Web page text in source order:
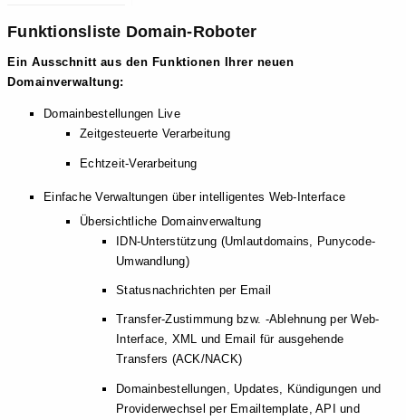
Funktionsliste Domain-Roboter
Ein Ausschnitt aus den Funktionen Ihrer neuen
Domainverwaltung:
Domainbestellungen Live
Zeitgesteuerte Verarbeitung
Echtzeit-Verarbeitung
Einfache Verwaltungen über intelligentes Web-Interface
Übersichtliche Domainverwaltung
IDN-Unterstützung (Umlautdomains, Punycode-
Umwandlung)
Statusnachrichten per Email
Transfer-Zustimmung bzw. -Ablehnung per Web-
Interface, XML und Email für ausgehende
Transfers (ACK/NACK)
Domainbestellungen, Updates, Kündigungen und
Providerwechsel per Emailtemplate, API und